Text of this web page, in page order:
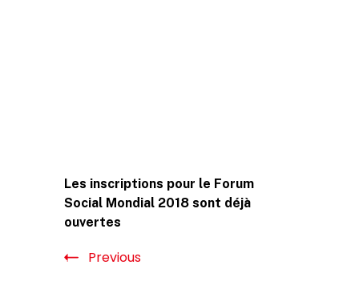
Navigation
Les inscriptions pour le Forum
Social Mondial 2018 sont déjà
ouvertes
Previous